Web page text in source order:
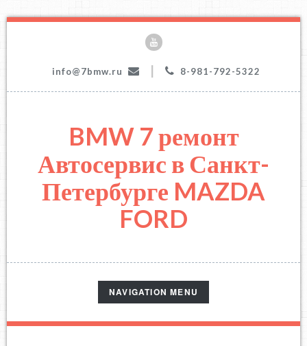
info@7bmw.ru 8-981-792-5322
BMW 7 ремонт
Автосервис в Санкт-
Петербурге MAZDA
FORD
TOGGLE
NAVIGATION
NAVIGATION MENU